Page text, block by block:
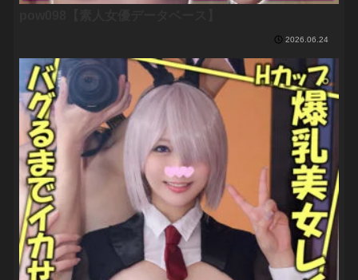
2026.06.24